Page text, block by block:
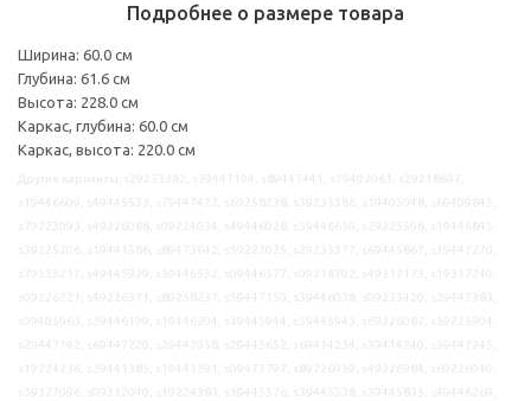
Подробнее о размере товара
Ширина: 60.0 см
Глубина: 61.6 см
Высота: 228.0 см
Каркас, глубина: 60.0 см
Каркас, высота: 220.0 см